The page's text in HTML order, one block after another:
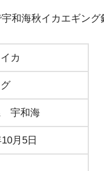
和海秋イカエギング
カ
宇和海
月5日